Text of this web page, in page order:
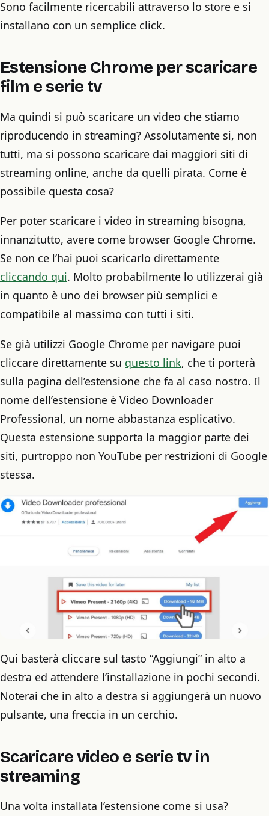
Sono facilmente ricercabili attraverso lo store e si
installano con un semplice click.
Estensione Chrome per scaricare
film e serie tv
Ma quindi si può scaricare un video che stiamo
riproducendo in streaming? Assolutamente si, non
tutti, ma si possono scaricare dai maggiori siti di
streaming online, anche da quelli pirata. Come è
possibile questa cosa?
Per poter scaricare i video in streaming bisogna,
innanzitutto, avere come browser Google Chrome.
Se non ce l’hai puoi scaricarlo direttamente
cliccando qui. Molto probabilmente lo utilizzerai già
in quanto è uno dei browser più semplici e
compatibile al massimo con tutti i siti.
Se già utilizzi Google Chrome per navigare puoi
cliccare direttamente su questo link, che ti porterà
sulla pagina dell’estensione che fa al caso nostro. Il
nome dell’estensione è Video Downloader
Professional, un nome abbastanza esplicativo.
Questa estensione supporta la maggior parte dei
siti, purtroppo non YouTube per restrizioni di Google
stessa.
Qui basterà cliccare sul tasto “Aggiungi” in alto a
destra ed attendere l’installazione in pochi secondi.
Noterai che in alto a destra si aggiungerà un nuovo
pulsante, una freccia in un cerchio.
Scaricare video e serie tv in
streaming
Una volta installata l’estensione come si usa?